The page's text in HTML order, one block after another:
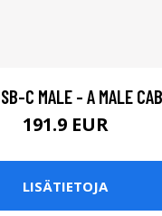
C MALE - A MALE
191.9 EUR
LISÄTIETOJA